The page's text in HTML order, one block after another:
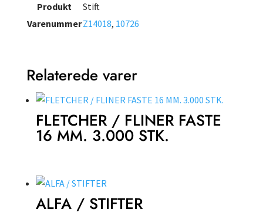
Produkt
Stift
VarenummerZ14018, 10726
Relaterede varer
FLETCHER / FLINER FASTE
16 MM. 3.000 STK.
ALFA / STIFTER